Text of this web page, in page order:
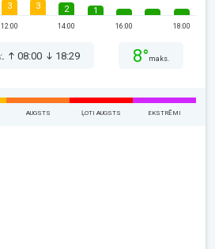
3
12:00
3 2
14:00
1
16:00 18:00
08:00 18:29 8° maks.
AUGSTS ĻOTI AUGSTS EKSTRĒMI